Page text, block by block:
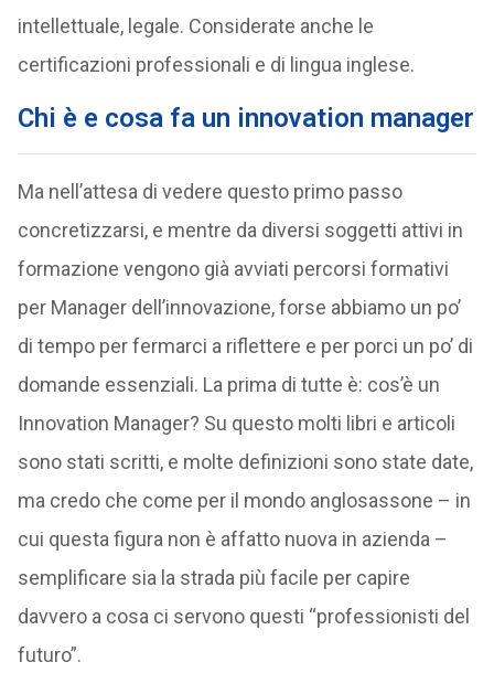
intellettuale, legale. Considerate anche le
certificazioni professionali e di lingua inglese.
Chi è e cosa fa un innovation manager
Ma nell’attesa di vedere questo primo passo
concretizzarsi, e mentre da diversi soggetti attivi in
formazione vengono già avviati percorsi formativi
per Manager dell’innovazione, forse abbiamo un po’
di tempo per fermarci a riflettere e per porci un po’ di
domande essenziali. La prima di tutte è: cos’è un
Innovation Manager? Su questo molti libri e articoli
sono stati scritti, e molte definizioni sono state date,
ma credo che come per il mondo anglosassone – in
cui questa figura non è affatto nuova in azienda –
semplificare sia la strada più facile per capire
davvero a cosa ci servono questi “professionisti del
futuro”.